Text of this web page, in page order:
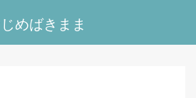
めばきまま